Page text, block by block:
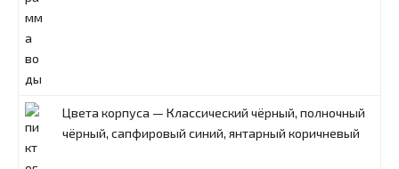
Цвета корпуса — Классический чёрный, полночный
чёрный, сапфировый синий, янтарный коричневый